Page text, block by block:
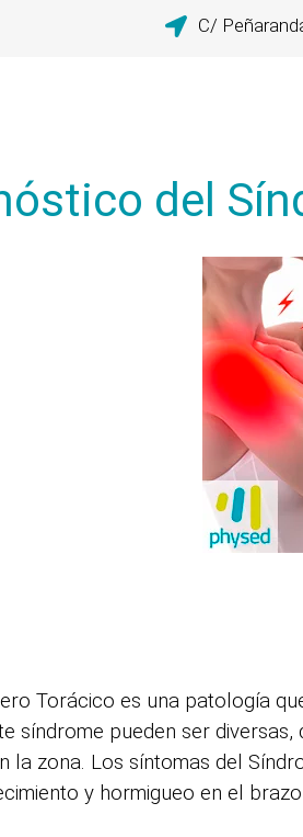
C/
del
Torácico es una patología
síndrome pueden ser
la zona. Los síntomas del
y hormigueo en el